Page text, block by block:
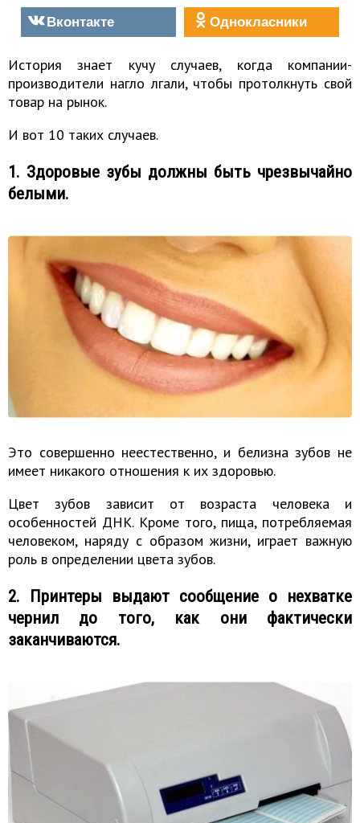
Вконтакте
Однокласники
История знает кучу случаев, когда компании-
производители нагло лгали, чтобы протолкнуть свой
товар на рынок.
И вот 10 таких случаев.
1. Здоровые зубы должны быть чрезвычайно
белыми.
Это совершенно неестественно, и белизна зубов не
имеет никакого отношения к их здоровью.
Цвет зубов зависит от возраста человека и
особенностей ДНК. Кроме того, пища, потребляемая
человеком, наряду с образом жизни, играет важную
роль в определении цвета зубов.
2. Принтеры выдают сообщение о нехватке
чернил до того, как они фактически
заканчиваются.